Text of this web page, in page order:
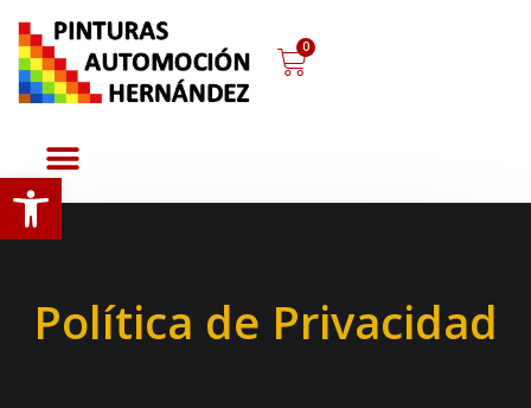
Abrir barra de herramientas
0
Política de Privacidad